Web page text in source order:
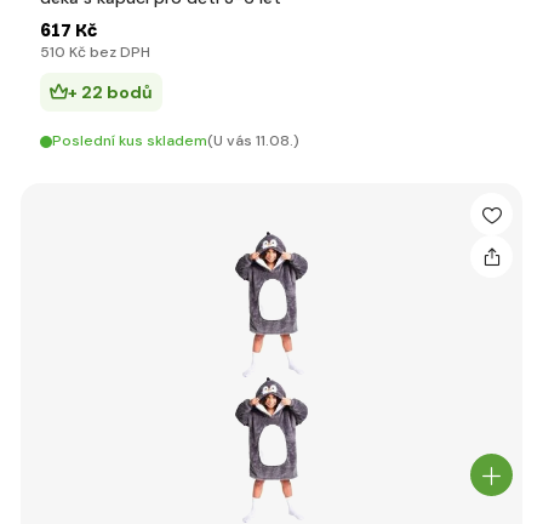
617 Kč
510 Kč bez DPH
+ 22 bodů
Poslední kus skladem(U vás 11.08.)